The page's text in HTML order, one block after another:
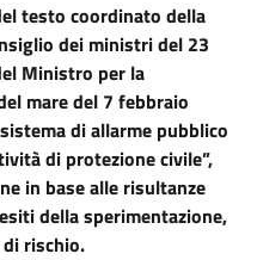
testo coordinato della
dei ministri del 23
Ministro per la
mare del 7 febbraio
di allarme pubblico
di protezione civile”,
in base alle risultanze
della sperimentazione,
rischio.